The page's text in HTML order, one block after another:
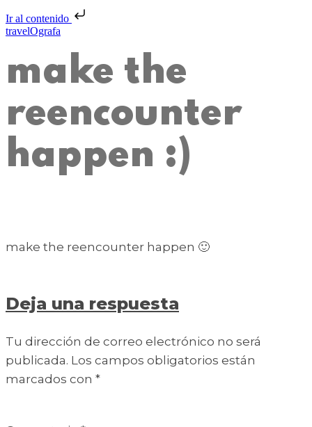
Ir al contenido
travelOgrafa
make the
reencounter
happen :)
make the reencounter happen 🙂
Deja una respuesta
Tu dirección de correo electrónico no será
publicada. Los campos obligatorios están
marcados con *